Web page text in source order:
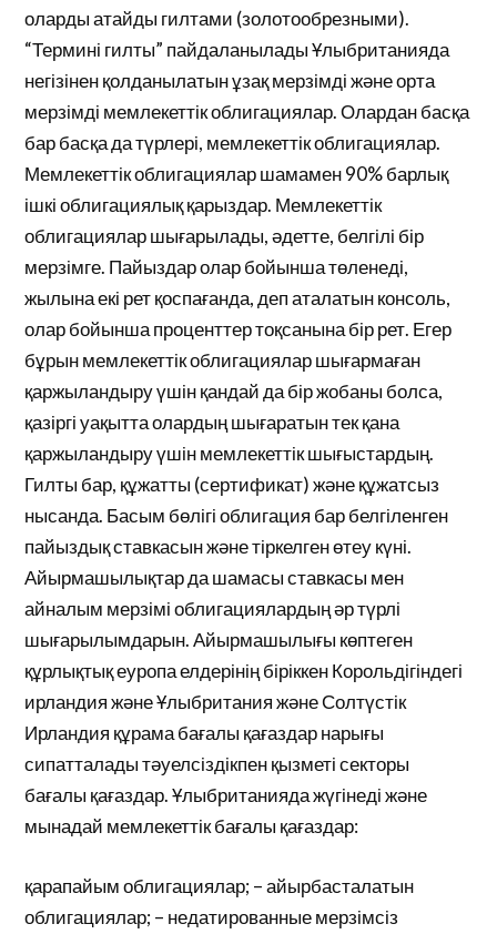
оларды атайды гилтами (золотообрезными).
“Термині гилты” пайдаланылады Ұлыбританияда
негізінен қолданылатын ұзақ мерзімді және орта
мерзімді мемлекеттік облигациялар. Олардан басқа
бар басқа да түрлері, мемлекеттік облигациялар.
Мемлекеттік облигациялар шамамен 90% барлық
ішкі облигациялық қарыздар. Мемлекеттік
облигациялар шығарылады, әдетте, белгілі бір
мерзімге. Пайыздар олар бойынша төленеді,
жылына екі рет қоспағанда, деп аталатын консоль,
олар бойынша проценттер тоқсанына бір рет. Егер
бұрын мемлекеттік облигациялар шығармаған
қаржыландыру үшін қандай да бір жобаны болса,
қазіргі уақытта олардың шығаратын тек қана
қаржыландыру үшін мемлекеттік шығыстардың.
Гилты бар, құжатты (сертификат) және құжатсыз
нысанда. Басым бөлігі облигация бар белгіленген
пайыздық ставкасын және тіркелген өтеу күні.
Айырмашылықтар да шамасы ставкасы мен
айналым мерзімі облигациялардың әр түрлі
шығарылымдарын. Айырмашылығы көптеген
құрлықтық еуропа елдерінің біріккен Корольдігіндегі
ирландия және Ұлыбритания және Солтүстік
Ирландия құрама бағалы қағаздар нарығы
сипатталады тәуелсіздікпен қызметі секторы
бағалы қағаздар. Ұлыбританияда жүгінеді және
мынадай мемлекеттік бағалы қағаздар:
қарапайым облигациялар; – айырбасталатын
облигациялар; – недатированные мерзімсіз